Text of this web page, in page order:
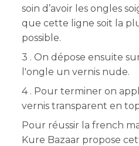
soin d’avoir les ongles
que cette ligne soit la
possible.
3 . On dépose ensuite
l'ongle un vernis nude.
4 . Pour terminer on
vernis transparent en
Pour réussir la french
Kure Bazaar propose